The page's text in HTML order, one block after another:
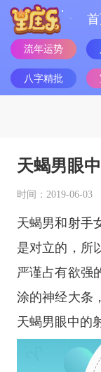
流年运势
八字精批
天蝎男眼
时间：2019-06-03
天蝎男和射手
是对立的，所
严谨占有欲强
涂的神经大条
天蝎男眼中的